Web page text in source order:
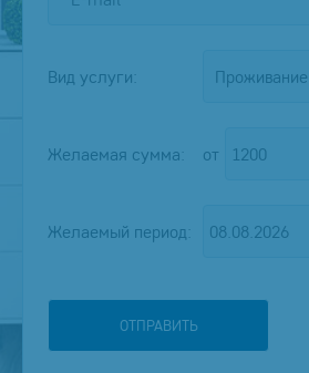
Вид услуги:
Желаемая сумма: от
Желаемый период: